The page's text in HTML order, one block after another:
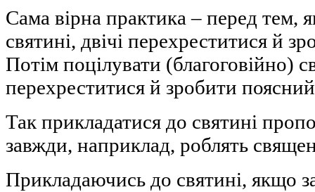
Сама вірна практика – перед тем,
святині, двічі перехреститися й
Потім поцілувати (благоговійно)
перехреститися й зробити
Так прикладатися до святині
завжди, наприклад, роблять
Прикладаючись до святині, якщо